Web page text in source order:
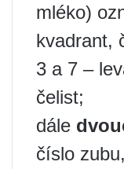
mléko)
kvadrant,
3 a 7 –
čelist;
dále
číslo